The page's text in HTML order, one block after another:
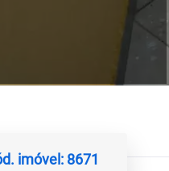
imóvel: 8671